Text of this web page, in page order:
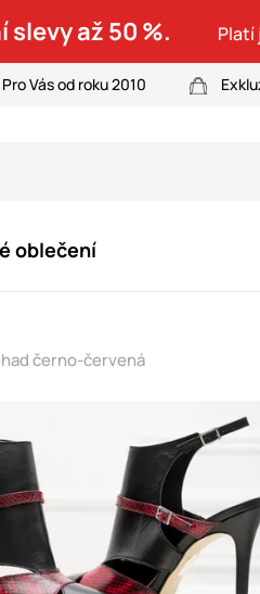
až 50 %. Platí
Pro Vás od roku 2010
oblečení
černo-červená